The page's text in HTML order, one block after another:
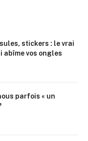
stickers : le vrai
abîme vos ongles
parfois « un